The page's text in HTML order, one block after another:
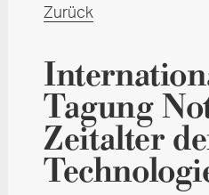
Zurück
Tagung
Zeitalter